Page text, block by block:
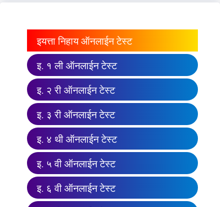
इयत्ता निहाय ऑनलाईन टेस्ट
इ. १ ली ऑनलाईन टेस्ट
इ. २ री ऑनलाईन टेस्ट
इ. ३ री ऑनलाईन टेस्ट
इ. ४ थी ऑनलाईन टेस्ट
इ. ५ वी ऑनलाईन टेस्ट
इ. ६ वी ऑनलाईन टेस्ट